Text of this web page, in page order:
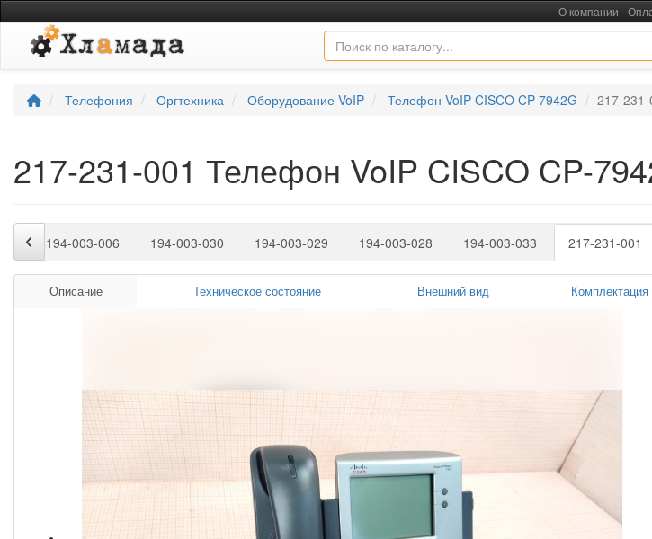
О компании
Телефония Оргтехника Оборудование VoIP Телефон VoIP CISCO CP-7942G 217-231-
217-231-001 Телефон VoIP CISCO CP-
194-003-006 194-003-030 194-003-029 194-003-028 194-003-033 217-231-001
Описание Техническое состояние Внешний вид Комплектация